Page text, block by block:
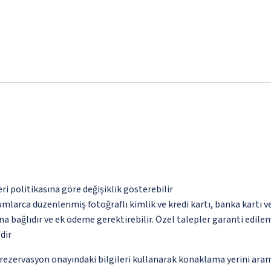
politikasına göre değişiklik gösterebilir
düzenlenmiş fotoğraflı kimlik ve kredi kartı, banka kartı
bağlıdır ve ek ödeme gerektirebilir. Özel talepler garanti
onayındaki bilgileri kullanarak konaklama yerini